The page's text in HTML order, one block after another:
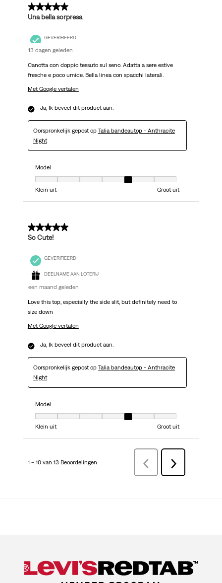
4 van 5 sterren.
Una bella sorpresa
GEVERIFIEERD
13 dagen geleden
Canotta con doppio tessuto sul seno. Adatta a sere estive
fresche e poco umide. Bella linea con spacchi laterali.
Met Google vertalen
Ja, Ik beveel dit product aan.
Oorspronkelijk gepost op Talia bandeautop - Anthracite
Night
Model
Model, 5 van 7, waarbij 1 gelijk is aan Klein uit en 7 gelijk is aan Groot uit
Klein uit
Groot uit
4 van 5 sterren.
So Cute!
GEVERIFIEERD
DEELNAME AAN LOTERIJ
een maand geleden
Love this top, especially the side slit, but definitely need to
size down
Met Google vertalen
Ja, Ik beveel dit product aan.
Oorspronkelijk gepost op Talia bandeautop - Anthracite
Night
Model
Model, 5 van 7, waarbij 1 gelijk is aan Klein uit en 7 gelijk is aan Groot uit
Klein uit
Groot uit
1 – 10 van 13 Beoordelingen VorigeBeoordelingen
Volgende
Beoordelingen